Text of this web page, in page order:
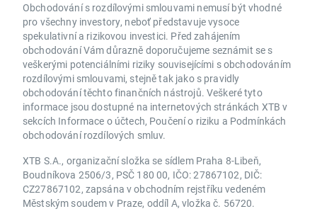
Obchodování s rozdílovými smlouvami nemusí být vhodné
pro všechny investory, neboť představuje vysoce
spekulativní a rizikovou investici. Před zahájením
obchodování Vám důrazně doporučujeme seznámit se s
veškerými potenciálními riziky souvisejícími s obchodováním
rozdílovými smlouvami, stejně tak jako s pravidly
obchodování těchto finančních nástrojů. Veškeré tyto
informace jsou dostupné na internetových stránkách XTB v
sekcích Informace o účtech, Poučení o riziku a Podmínkách
obchodování rozdílových smluv.
XTB S.A., organizační složka se sídlem Praha 8-Libeň,
Boudníkova 2506/3, PSČ 180 00, IČO: 27867102, DIČ:
CZ27867102, zapsána v obchodním rejstříku vedeném
Městským soudem v Praze, oddíl A, vložka č. 56720.